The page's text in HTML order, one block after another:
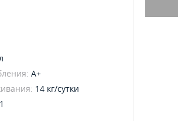
A+
14 кг/сутки
1